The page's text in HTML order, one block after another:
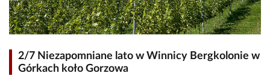
2/7 Niezapomniane lato w Winnicy Bergkolonie w
Górkach koło Gorzowa